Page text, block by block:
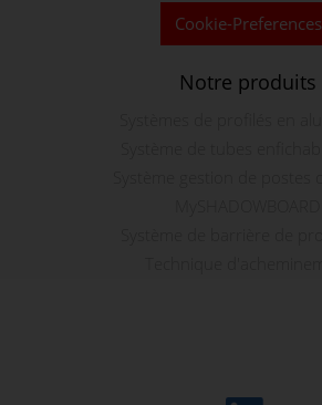
Cookie-Preferences
Notre produits